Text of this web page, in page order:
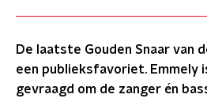
De laatste Gouden Snaar van
een publieksfavoriet. Emmely
gevraagd om de zanger én